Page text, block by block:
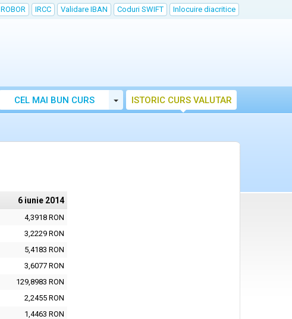
ROBOR IRCC Validare IBAN Coduri SWIFT Inlocuire diacritice
CEL MAI BUN CURS Toggle Dropdown
ISTORIC CURS VALUTAR
6 iunie 2014
4,3918 RON
3,2229 RON
5,4183 RON
3,6077 RON
129,8983 RON
2,2455 RON
1,4463 RON